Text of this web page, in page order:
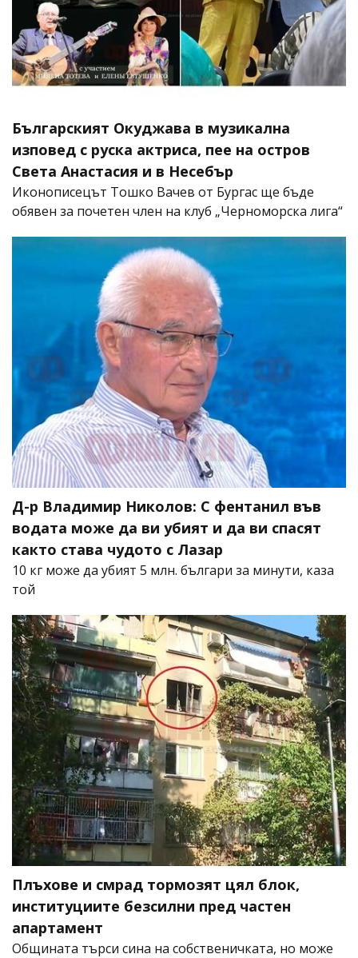
Българският Окуджава в музикална
изповед с руска актриса, пее на остров
Света Анастасия и в Несебър
Иконописецът Тошко Вачев от Бургас ще бъде
обявен за почетен член на клуб „Черноморска лига“
Д-р Владимир Николов: С фентанил във
водата може да ви убият и да ви спасят
както става чудото с Лазар
10 кг може да убият 5 млн. българи за минути, каза
той
Плъхове и смрад тормозят цял блок,
институциите безсилни пред частен
апартамент
Общината търси сина на собственичката, но може